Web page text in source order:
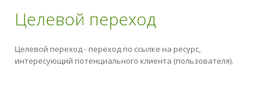
Целевой переход
Целевой переход - переход по ссылке на ресурс,
интересующий потенциального клиента (пользователя).